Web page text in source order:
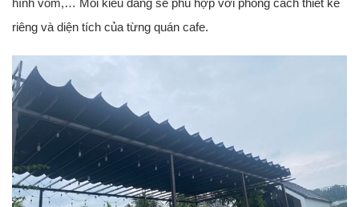
hình vòm,… Mỗi kiểu dáng sẽ phù hợp với phong cách thiết kế
riêng và diện tích của từng quán cafe.